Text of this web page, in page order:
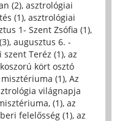
(2), asztrológiai
(1), asztrológiai
1- Szent Zsófia (1),
, augusztus 6. -
szent Teréz (1), az
kört osztó
(1), Az
világnapja
(1), az
felelősség (1), az